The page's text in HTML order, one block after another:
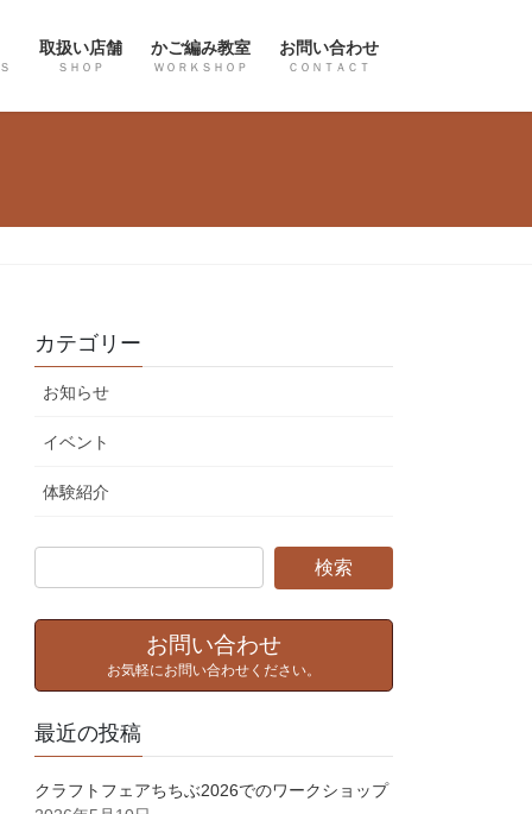
取扱い店舗
ＳＨＯＰ
かご編み教室
ＷＯＲＫＳＨＯＰ
お問い合わせ
ＣＯＮＴＡＣＴ
カテゴリー
お知らせ
イベント
体験紹介
お問い合わせ
お気軽にお問い合わせください。
最近の投稿
クラフトフェアちちぶ2026でのワークショップ